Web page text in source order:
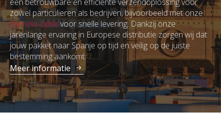
zowel particulieren als bedrijven, bijvoorbeeld met onze
Express-optie voor snelle levering. Dankzij onze
jarenlange ervaring in Europese distributie zorgen wij dat
jouw pakket naar Spanje op tijd en veilig op de juiste
bestemming aankomt.
Meer informatie